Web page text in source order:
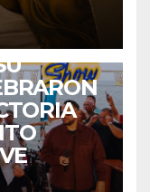
LIVE SESSION